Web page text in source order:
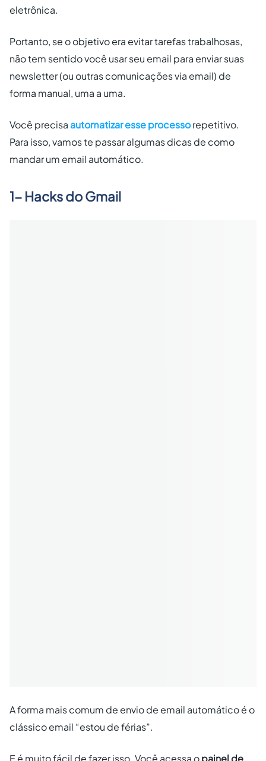
eletrônica.
Portanto, se o objetivo era evitar tarefas trabalhosas,
não tem sentido você usar seu email para enviar suas
newsletter (ou outras comunicações via email) de
forma manual, uma a uma.
Você precisa automatizar esse processorepetitivo.
Para isso, vamos te passar algumas dicas de como
mandar um email automático.
1- Hacks do Gmail
A forma mais comum de envio de email automático é o
clássico email “estou de férias”.
E é muito fácil de fazer isso. Você acessa opainel de